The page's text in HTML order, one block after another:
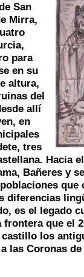
San
Mirra,
para
en su
altura,
del
allí
en
tres
Hacia
Bañeres y
que
diferencias
es el legado
que el
los
las Coronas